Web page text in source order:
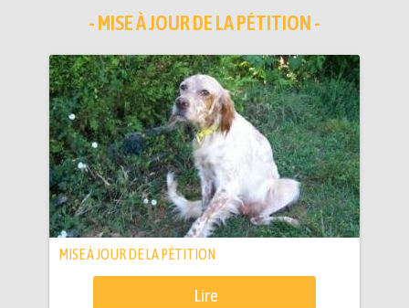
- MISE À JOUR DE LA PÉTITION -
MISE À JOUR DE LA PÉTITION
Lire